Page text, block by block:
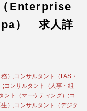
Enterprise
） 求人詳
）;コンサルタント（FAS・
コンサルタント（人事・組
ント（マーケティング）;コ
）;コンサルタント（デジタ